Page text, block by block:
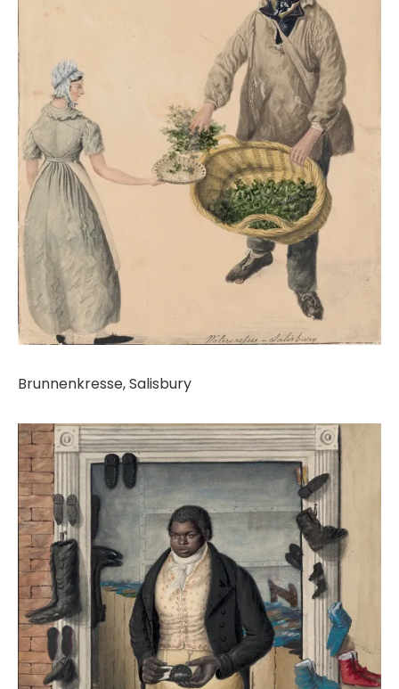
Brunnenkresse, Salisbury